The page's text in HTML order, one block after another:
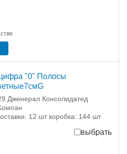
"0" Полосы
Дженерал Консолидатед
12 шт коробка: 144 шт
выбрать